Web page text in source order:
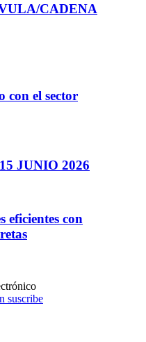
CADENA
con el sector
JUNIO 2026
eficientes con